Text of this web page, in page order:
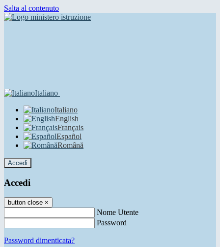
Salta al contenuto
Italiano
Italiano
English
Français
Español
Română
Accedi
Accedi
button close ×
Nome Utente
Password
Password dimenticata?